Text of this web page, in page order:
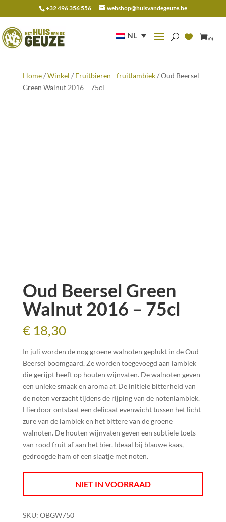
+32 496 356 556 webshop@huisvandegeuze.be
NL (0)
naar:
Home/Winkel / Fruitbieren - fruitlambiek/ Oud Beersel
Green Walnut 2016 – 75cl
Oud Beersel Green
Walnut 2016 – 75cl
€18,30
In juli worden de nog groene walnoten geplukt in de Oud
Beersel boomgaard. Ze worden toegevoegd aan lambiek
die gerijpt heeft op houten wijnvaten. De walnoten geven
een unieke smaak en aroma af. De initiële bitterheid van
de noten verzacht tijdens de rijping van de notenlambiek.
Hierdoor ontstaat een delicaat evenwicht tussen het licht
zure van de lambiek en het bittere van de groene
walnoten. De houten wijnvaten geven een subtiele toets
van rood fruit af aan het bier. Ideaal bij blauwe kaas,
gedroogde ham of een slaatje met noten.
NIET IN VOORRAAD
SKU: OBGW750